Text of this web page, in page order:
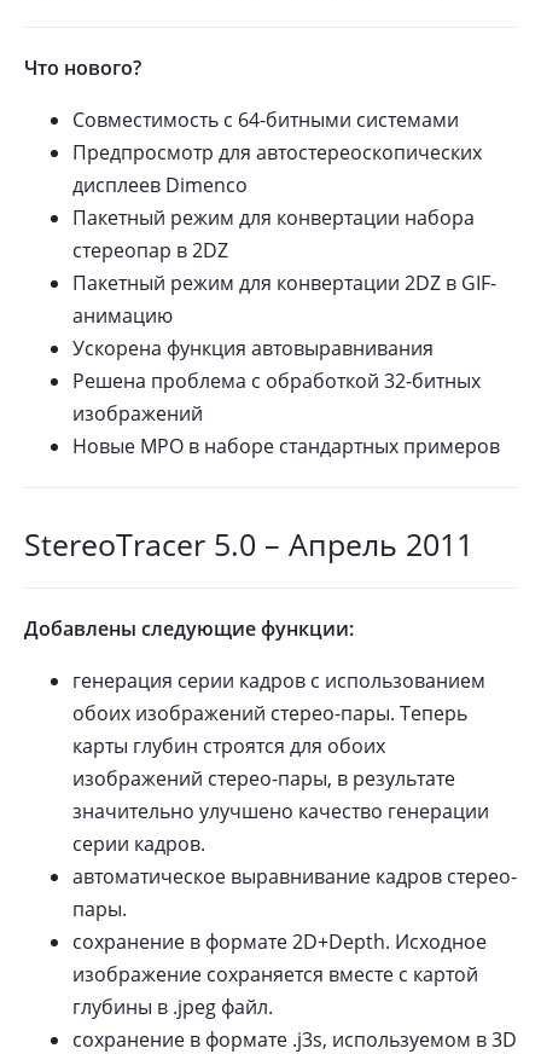
Что нового?
Совместимость с 64-битными системами
Предпросмотр для автостереоскопических
дисплеев Dimenco
Пакетный режим для конвертации набора
стереопар в 2DZ
Пакетный режим для конвертации 2DZ в GIF-
анимацию
Ускорена функция автовыравнивания
Решена проблема с обработкой 32-битных
изображений
Новые MPO в наборе стандартных примеров
StereoTracer 5.0 – Апрель 2011
Добавлены следующие функции:
генерация серии кадров с использованием
обоих изображений стерео-пары. Теперь
карты глубин строятся для обоих
изображений стерео-пары, в результате
значительно улучшено качество генерации
серии кадров.
автоматическое выравнивание кадров стерео-
пары.
сохранение в формате 2D+Depth. Исходное
изображение сохраняется вместе с картой
глубины в .jpeg файл.
сохранение в формате .j3s, используемом в 3D